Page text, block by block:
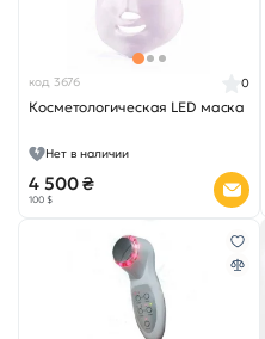
код 3676
Косметологическая LED маска
0
Нет в наличии
4 500 ₴
100 $